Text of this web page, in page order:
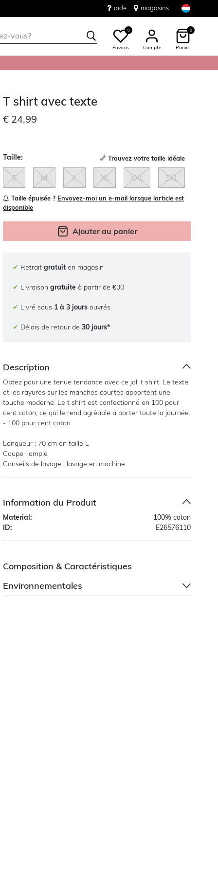
aide magasins
0
Favoris Compte
0
Panier
T shirt avec texte
€ 24,99
Taille: Trouvez votre taille idéale
S M L XL XXL 3XL
Taille épuisée ? Envoyez-moi un e-mail lorsque larticle est
disponible
Ajouter au panier
✔ Retraitgratuit en magasin
✔ Livraisongratuite à partir de €30
✔ Livré sous 1 à 3 jours ouvrés
✔ Délais de retour de30 jours*
Description
Optez pour une tenue tendance avec ce joli t shirt. Le texte
et les rayures sur les manches courtes apportent une
touche moderne. Le t shirt est confectionné en 100 pour
cent coton, ce qui le rend agréable à porter toute la journée.
- 100 pour cent coton
Longueur : 70 cm en taille L
Coupe : ample
Conseils de lavage : lavage en machine
Information du Produit
Material:
100% coton
ID:
E26576110
Composition & Caractéristiques
Environnementales